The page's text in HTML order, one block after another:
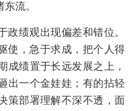
流。
政绩观出现偏差和错位。
使，急于求成，把个人得
成绩置于长远发展之上，
出一个金娃娃；有的拈轻
策部署理解不深不透，面